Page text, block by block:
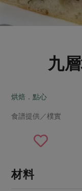
肉品・水產
水畜加工品
調理食材・點心
休閒零嘴
烘焙．點心
漬物
防災用品預購圓滿結束
2026年端午節預購圓
傳到心坎裡，誠心又澎
合作25-經典快閃最後
更多當季產品
主婦食堂
關注議題
減硝酸鹽
廢核運動
認識合作社
產品檢驗
檢驗報告
硝酸鹽檢驗
重要公告
九
烘焙．點心
食譜提供／樸實
材料